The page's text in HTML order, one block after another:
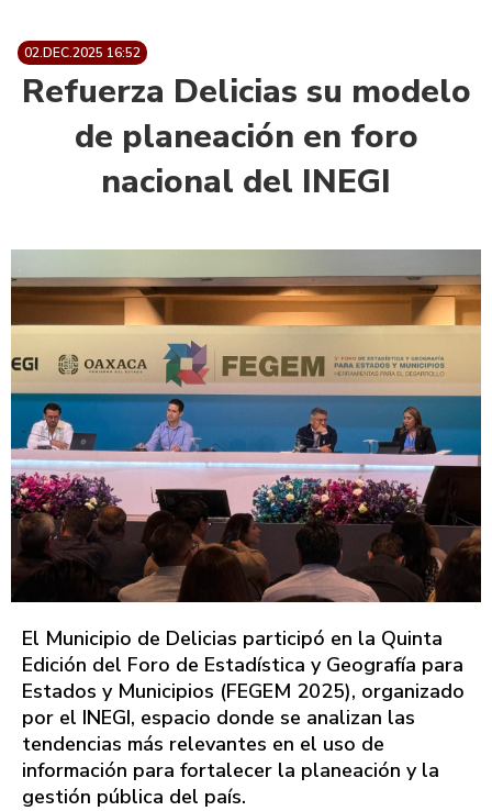
02.DEC.2025 16:52
Refuerza Delicias su modelo
de planeación en foro
nacional del INEGI
El Municipio de Delicias participó en la Quinta
Edición del Foro de Estadística y Geografía para
Estados y Municipios (FEGEM 2025), organizado
por el INEGI, espacio donde se analizan las
tendencias más relevantes en el uso de
información para fortalecer la planeación y la
gestión pública del país.